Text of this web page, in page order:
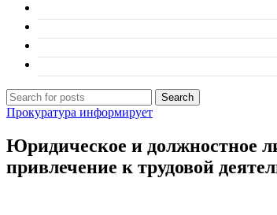
Search
Прокуратура информирует
Юридическое и должностное
привлечение к трудовой